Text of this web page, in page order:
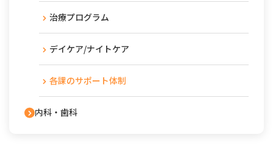
治療プログラム
デイケア/ナイトケア
各課のサポート体制
内科・歯科